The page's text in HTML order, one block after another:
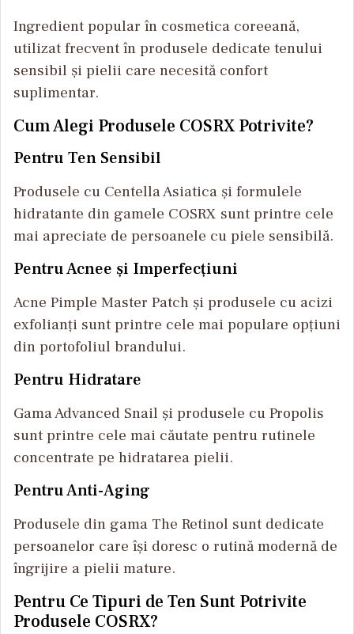
Ingredient popular în cosmetica coreeană,
utilizat frecvent în produsele dedicate tenului
sensibil și pielii care necesită confort
suplimentar.
Cum Alegi Produsele COSRX Potrivite?
Pentru Ten Sensibil
Produsele cu Centella Asiatica și formulele
hidratante din gamele COSRX sunt printre cele
mai apreciate de persoanele cu piele sensibilă.
Pentru Acnee și Imperfecțiuni
Acne Pimple Master Patch și produsele cu acizi
exfolianți sunt printre cele mai populare opțiuni
din portofoliul brandului.
Pentru Hidratare
Gama Advanced Snail și produsele cu Propolis
sunt printre cele mai căutate pentru rutinele
concentrate pe hidratarea pielii.
Pentru Anti-Aging
Produsele din gama The Retinol sunt dedicate
persoanelor care își doresc o rutină modernă de
îngrijire a pielii mature.
Pentru Ce Tipuri de Ten Sunt Potrivite
Produsele COSRX?